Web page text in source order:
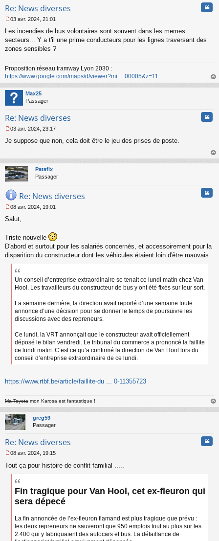
Re: News diverses
e
s
s
e
n
o
n
l
u
03 avr. 2024, 21:01
Les incendies de bus volontaires sont souvent dans les memes
secteurs... Y a t'il une prime conducteurs pour les lignes traversant des
zones sensibles ?
Proposition réseau tramway Lyon 2030 :
https://www.google.com/maps/d/viewer?mi ... 00005&z=11
au
Max25
Passager
Re: News diverses
e
a
g
e
o
n
l
03 avr. 2024, 23:17
Je suppose que non, cela doit être le jeu des prises de poste.
au
Patafix
Passager
Re: News diverses
e
s
a
g
e
n
08 avr. 2024, 19:01
Salut,
Triste nouvelle
D'abord et surtout pour les salariés concernés, et accessoirement pour la
disparition du constructeur dont les véhicules étaient loin d'être mauvais.
Un conseil d’entreprise extraordinaire se tenait ce lundi matin chez Van
Hool. Les travailleurs du constructeur de bus y ont été fixés sur leur sort.
La semaine dernière, la direction avait reporté d’une semaine toute
annonce d’une décision pour se donner le temps de poursuivre les
discussions avec des repreneurs.
Ce lundi, la VRT annonçait que le constructeur avait officiellement
déposé le bilan vendredi. Le tribunal du commerce a prononcé la faillite
ce lundi matin. C’est ce qu’a confirmé la direction de Van Hool lors du
conseil d’entreprise extraordinaire de ce lundi.
https://www.rtbf.be/article/faillite-du ... 0-11355723
Ma Toyota mon Karosa est fantastique !
au
greg59
Passager
Re: News diverses
e
s
08 avr. 2024, 19:15
Tout ça pour histoire de conflit familial .....
Fin tragique pour Van Hool, cet ex-fleuron qui
sera dépecé
La fin annoncée de l’ex-fleuron flamand est plus tragique que prévu :
les deux repreneurs ne sauveront que 950 emplois tout au plus sur les
2.400 qui y fabriquaient des autocars et bus. La défaillance de